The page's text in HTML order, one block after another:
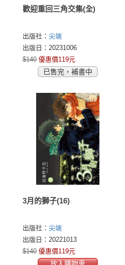
歡迎重回三角交集(全)
出版社： 尖端
出版日：20231006
$140 優惠價119元
已售完，補書中
3月的獅子(16)
出版社： 尖端
出版日：20221013
$140 優惠價119元